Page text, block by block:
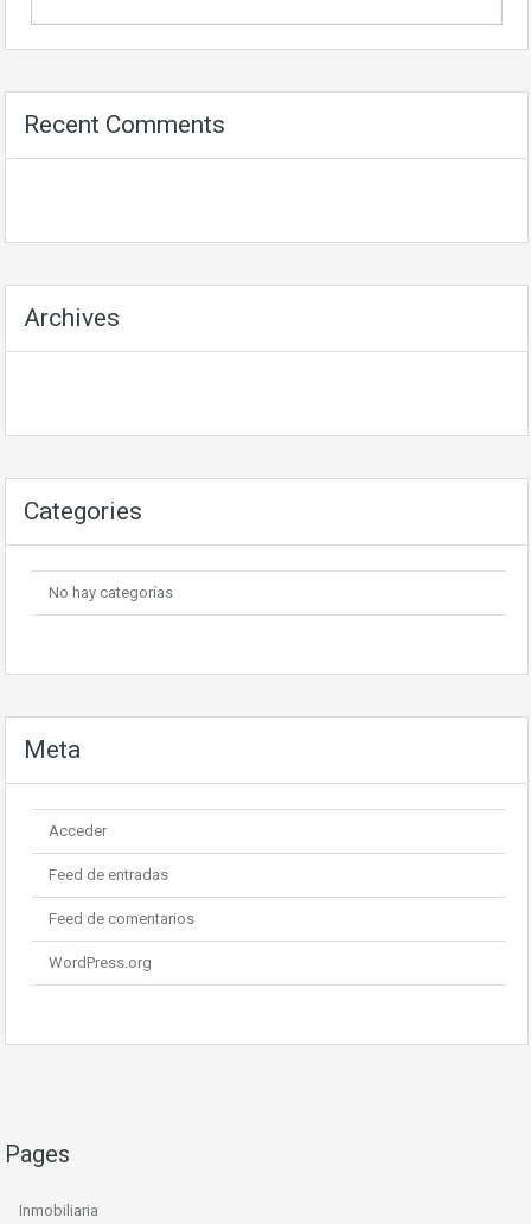
Recent Comments
Archives
Categories
No hay categorías
Meta
Acceder
Feed de entradas
Feed de comentarios
WordPress.org
Pages
Inmobiliaria